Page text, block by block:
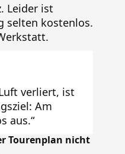
Leider ist
selten kostenlos.
verliert, ist
Am
aus.“
Tourenplan nicht